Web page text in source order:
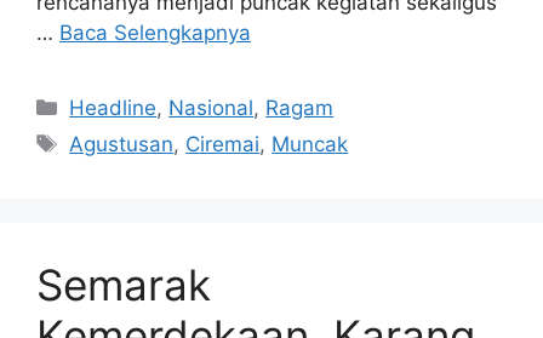
… Baca Selengkapnya
Kategori
Headline, Nasional, Ragam
Tag
Agustusan, Ciremai, Muncak
Semarak